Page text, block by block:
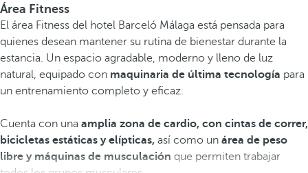
Área Fitness
El área Fitness del hotel Barceló Málaga está pensada para
quienes desean mantener su rutina de bienestar durante la
estancia. Un espacio agradable, moderno y lleno de luz
natural, equipado con maquinaria de última tecnología para
un entrenamiento completo y eficaz.
Cuenta con una amplia zona de cardio, con cintas de correr,
bicicletas estáticas y elípticas, así como un área de peso
libre y máquinas de musculación que permiten trabajar